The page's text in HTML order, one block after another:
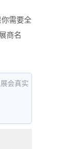
需要全
商名
会真实